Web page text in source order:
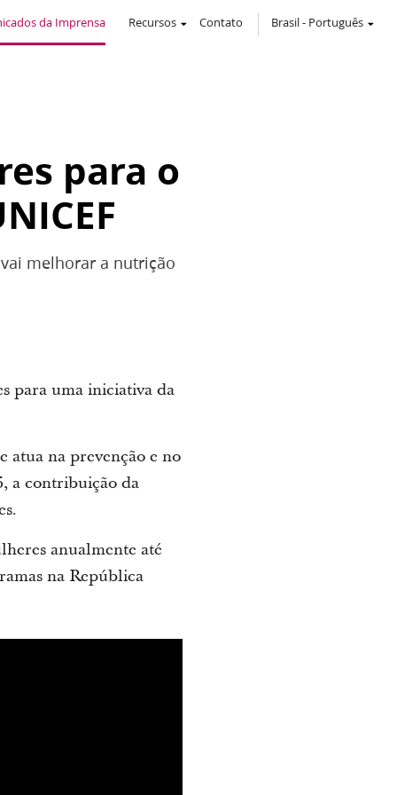
da Imprensa Recursos Contato Brasil- Português
para o
melhorar a nutrição
para uma iniciativa da
na prevenção e no
a contribuição da
anualmente até
na República